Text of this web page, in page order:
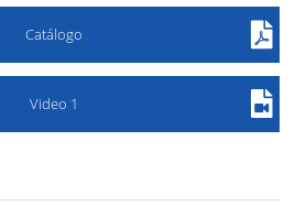
Catálogo
Video 1